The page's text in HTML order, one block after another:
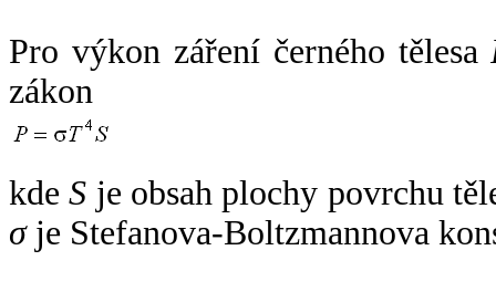
Pro výkon záření černého tělesa
zákon
kdeS je obsah plochy povrchu
σje Stefanova-Boltzmannova